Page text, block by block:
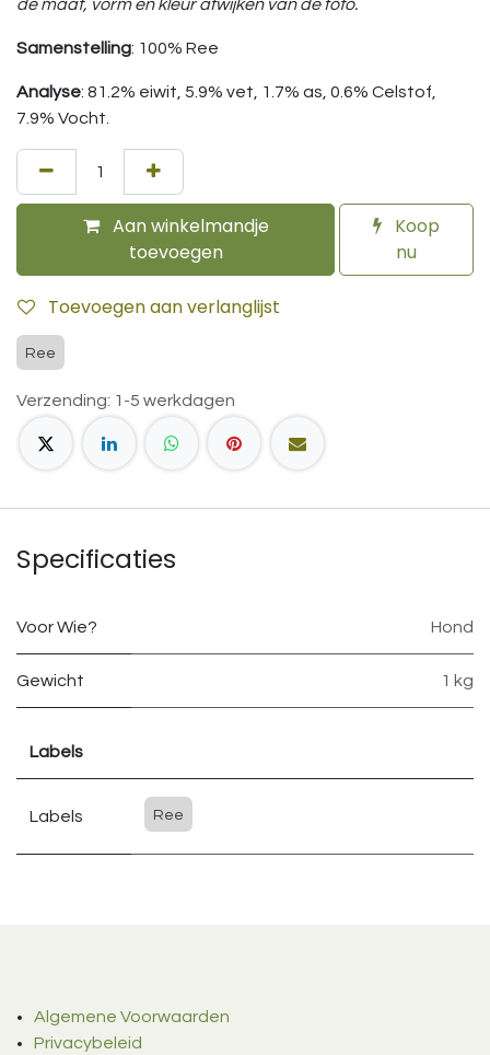
de maat, vorm en kleur afwijken van de foto.
Samenstelling: 100% Ree
Analyse: 81.2% eiwit, 5.9% vet, 1.7% as, 0.6% Celstof,
7.9% Vocht.
Aan winkelmandje
toevoegen
Koop
nu
Toevoegen aan verlanglijst
Ree
Verzending: 1-5 werkdagen
Specificaties
Voor Wie? Hond
Gewicht 1 kg
Labels
Labels Ree
Algemene Voorwaarden
Privacybeleid